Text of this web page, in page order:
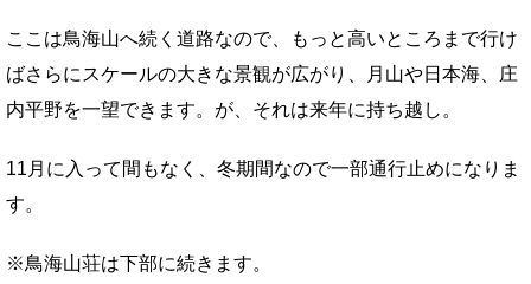
ここは鳥海山へ続く道路なので、もっと高いところまで行け
ばさらにスケールの大きな景観が広がり、月山や日本海、庄
内平野を一望できます。が、それは来年に持ち越し。
11月に入って間もなく、冬期間なので一部通行止めになりま
す。
※鳥海山荘は下部に続きます。